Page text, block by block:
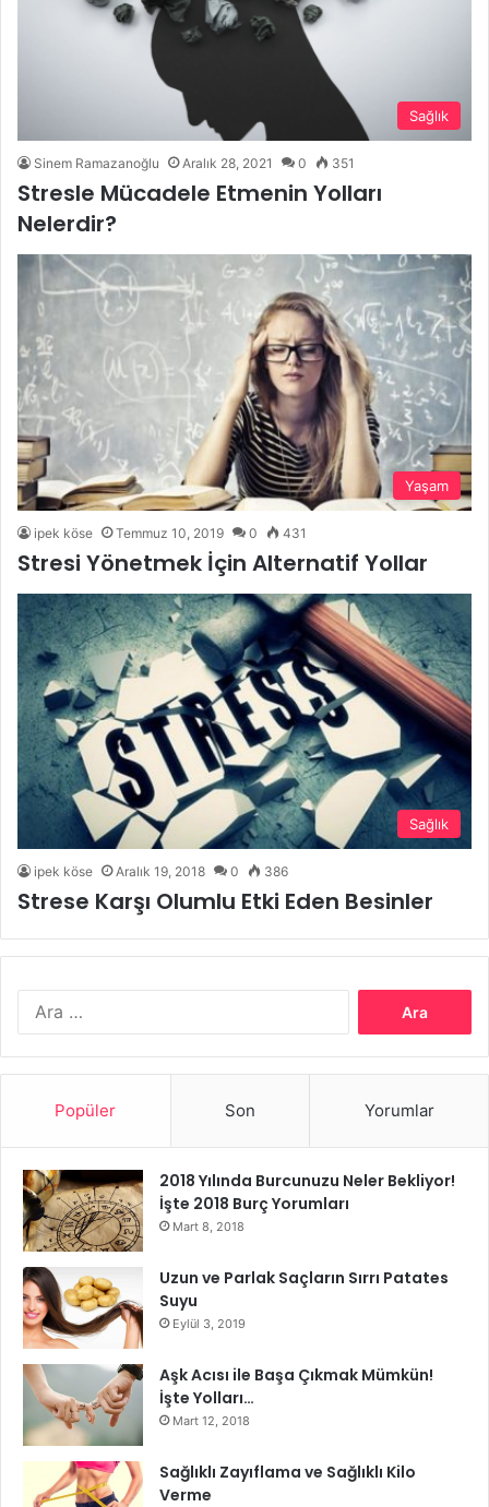
Sağlık
Sinem Ramazanoğlu Aralık 28, 2021 0 351
Stresle Mücadele Etmenin Yolları
Nelerdir?
Yaşam
ipek köse Temmuz 10, 2019 0 431
Stresi Yönetmek İçin Alternatif Yollar
Sağlık
ipek köse Aralık 19, 2018 0 386
Strese Karşı Olumlu Etki Eden Besinler
Popüler Son Yorumlar
2018 Yılında Burcunuzu Neler Bekliyor!
İşte 2018 Burç Yorumları
Mart 8, 2018
Uzun ve Parlak Saçların Sırrı Patates
Suyu
Eylül 3, 2019
Aşk Acısı ile Başa Çıkmak Mümkün!
İşte Yolları…
Mart 12, 2018
Sağlıklı Zayıflama ve Sağlıklı Kilo
Verme